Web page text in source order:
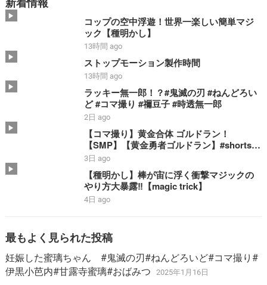
コップの空中浮遊！世界一楽しい簡単マジ
ック【種明かし】
13時間 ago
ストップモーション製作時間
13時間 ago
ラッキー無一郎！？#鬼滅の刃 #ねんどろい
ど #コマ撮り #禰豆子 #時透無一郎
2日 ago
【コマ撮り】黄金合体 ゴルドラン！
【SMP】【黄金勇者ゴルドラン】#shorts #
ゴルドラン #smp #stopmotion #黄金合体
＃勇者 #bandai
3日 ago
【種明かし】棒が宙に浮く衝撃マジックの
やり方大暴露‼️【magic trick】
4日 ago
最もよく見られた投稿
妊娠した蜜璃ちゃん #鬼滅の刃#ねんどろいど#コマ撮り#
伊黒小芭内#甘露寺蜜璃#おばみつ
2025年1月16日